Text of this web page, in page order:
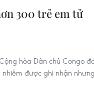
300 trẻ em tử
hòa Dân chủ Congo
được ghi nhận nhưng